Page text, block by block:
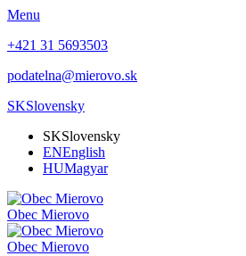
Menu
+421 31 5693503
podatelna@mierovo.sk
SKSlovensky
SKSlovensky
ENEnglish
HUMagyar
Obec Mierovo
Obec Mierovo